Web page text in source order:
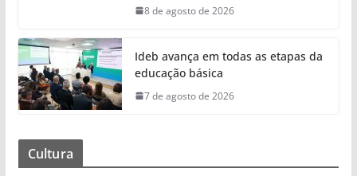
8 de agosto de 2026
Ideb avança em todas as etapas da
educação básica
7 de agosto de 2026
Cultura